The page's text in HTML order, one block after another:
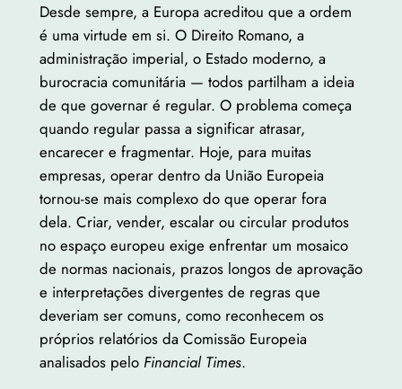
Desde sempre, a Europa acreditou que a ordem
é uma virtude em si. O Direito Romano, a
administração imperial, o Estado moderno, a
burocracia comunitária — todos partilham a ideia
de que governar é regular. O problema começa
quando regular passa a significar atrasar,
encarecer e fragmentar. Hoje, para muitas
empresas, operar dentro da União Europeia
tornou-se mais complexo do que operar fora
dela. Criar, vender, escalar ou circular produtos
no espaço europeu exige enfrentar um mosaico
de normas nacionais, prazos longos de aprovação
e interpretações divergentes de regras que
deveriam ser comuns, como reconhecem os
próprios relatórios da Comissão Europeia
analisados pelo Financial Times.